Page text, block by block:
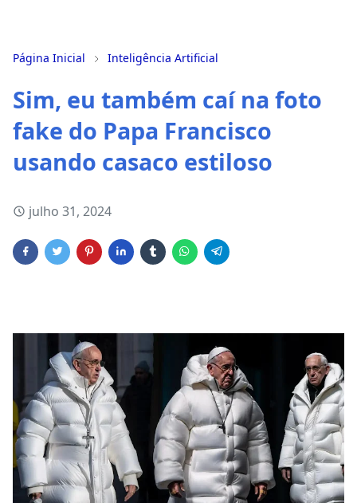
Página Inicial Inteligência Artificial
Sim, eu também caí na foto
fake do Papa Francisco
usando casaco estiloso
julho 31, 2024